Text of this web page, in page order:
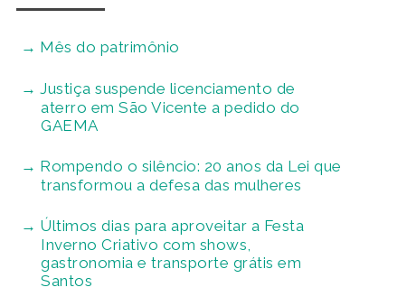
Mês do patrimônio
Justiça suspende licenciamento de
aterro em São Vicente a pedido do
GAEMA
Rompendo o silêncio: 20 anos da Lei que
transformou a defesa das mulheres
Últimos dias para aproveitar a Festa
Inverno Criativo com shows,
gastronomia e transporte grátis em
Santos